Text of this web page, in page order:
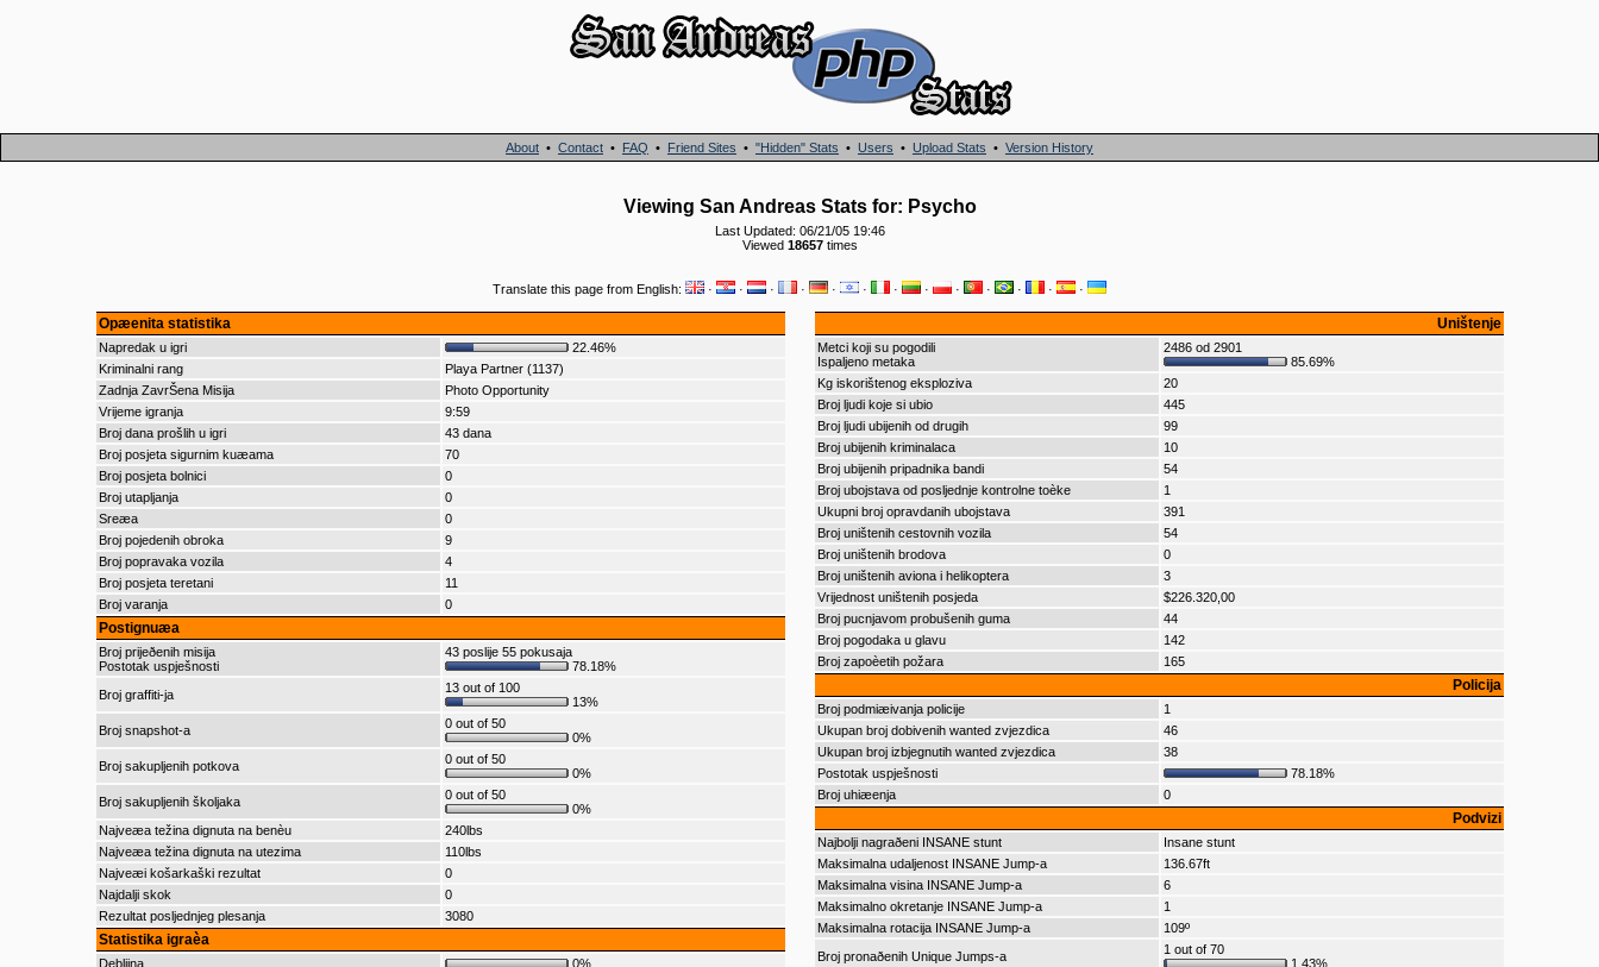
About • Contact • FAQ • Friend Sites • "Hidden" Stats • Users • Upload Stats • Version History
Viewing San Andreas Stats for: Psycho
Last Updated: 06/21/05 19:46
Viewed 18657times
Translate this page from English: · · · · · · · · · · · · ·
Opæenita statistika
Napredak u igri
22.46%
Kriminalni rang
Playa Partner (1137)
Zadnja ZavrŠena Misija
Photo Opportunity
Vrijeme igranja
9:59
Broj dana prošlih u igri
43 dana
Broj posjeta sigurnim kuæama
70
Broj posjeta bolnici
0
Broj utapljanja
0
Sreæa
0
Broj pojedenih obroka
9
Broj popravaka vozila
4
Broj posjeta teretani
11
Broj varanja
0
Postignuæa
Broj prijeðenih misija
Postotak uspješnosti
43 poslije 55 pokusaja
78.18%
Broj graffiti-ja
13 out of 100
13%
Broj snapshot-a
0 out of 50
0%
Broj sakupljenih potkova
0 out of 50
0%
Broj sakupljenih školjaka
0 out of 50
0%
Najveæa težina dignuta na benèu
240lbs
Najveæa težina dignuta na utezima
110lbs
Najveæi košarkaški rezultat
0
Najdalji skok
0
Rezultat posljednjeg plesanja
3080
Statistika igraèa
Debljina
0%
Uništenje
Metci koji su pogodili
Ispaljeno metaka
2486 od 2901
85.69%
Kg iskorištenog eksploziva
20
Broj ljudi koje si ubio
445
Broj ljudi ubijenih od drugih
99
Broj ubijenih kriminalaca
10
Broj ubijenih pripadnika bandi
54
Broj ubojstava od posljednje kontrolne toèke
1
Ukupni broj opravdanih ubojstava
391
Broj uništenih cestovnih vozila
54
Broj uništenih brodova
0
Broj uništenih aviona i helikoptera
3
Vrijednost uništenih posjeda
$226.320,00
Broj pucnjavom probušenih guma
44
Broj pogodaka u glavu
142
Broj zapoèetih požara
165
Policija
Broj podmiæivanja policije
1
Ukupan broj dobivenih wanted zvjezdica
46
Ukupan broj izbjegnutih wanted zvjezdica
38
Postotak uspješnosti
78.18%
Broj uhiæenja
0
Podvizi
Najbolji nagraðeni INSANE stunt
Insane stunt
Maksimalna udaljenost INSANE Jump-a
136.67ft
Maksimalna visina INSANE Jump-a
6
Maksimalno okretanje INSANE Jump-a
1
Maksimalna rotacija INSANE Jump-a
109º
Broj pronaðenih Unique Jumps-a
1 out of 70
1.43%